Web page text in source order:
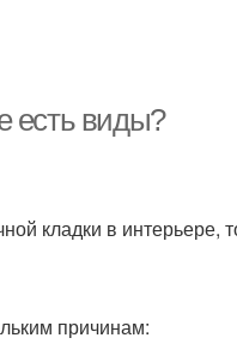
есть виды?
кладки в интерьере,
причинам: